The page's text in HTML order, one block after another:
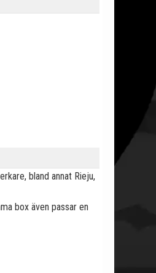
bland annat Rieju,
box även passar en